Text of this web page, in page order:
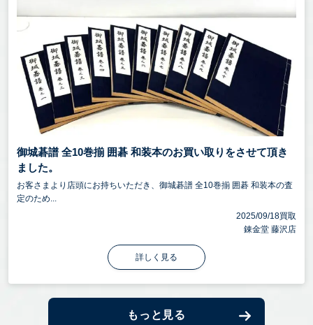
御城碁譜 全10巻揃 囲碁 和装本のお買い取りをさせて頂き
ました。
お客さまより店頭にお持ちいただき、御城碁譜 全10巻揃 囲碁 和装本の査
定のため...
2025/09/18買取
錬金堂 藤沢店
詳しく見る
もっと見る